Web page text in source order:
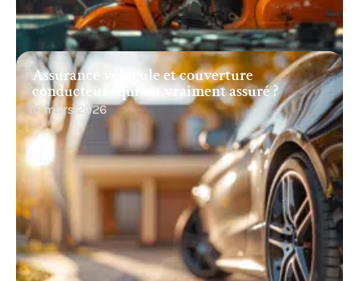
Assurance véhicule et couverture
conducteur : qui est vraiment assuré ?
11 mars 2026